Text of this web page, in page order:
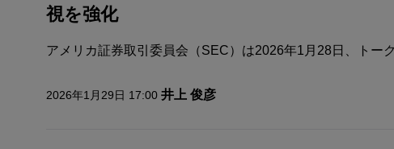
視を強化
アメリカ証券取引委員会（SEC）は2026年1月28日、トー
2026年1月29日 17:00 井上 俊彦